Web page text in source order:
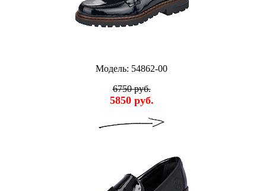
Модель: 54862-00
6750 руб.
5850 руб.